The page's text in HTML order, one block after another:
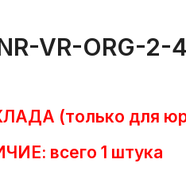
VR-ORG-2-
(только для
всего 1 штука